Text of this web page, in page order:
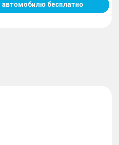
автомобилю бесплатно